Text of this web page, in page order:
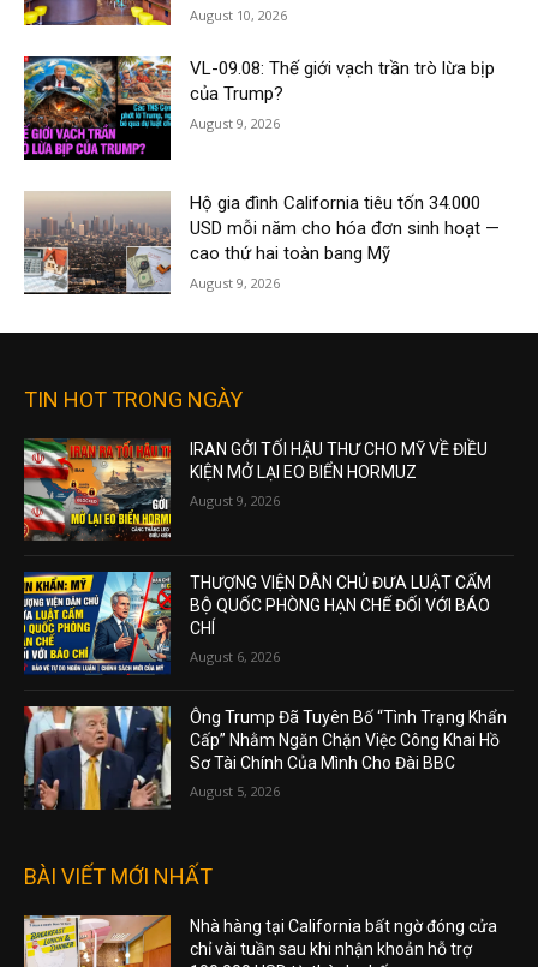
August 10, 2026
VL-09.08: Thế giới vạch trần trò lừa bịp
của Trump?
August 9, 2026
Hộ gia đình California tiêu tốn 34.000
USD mỗi năm cho hóa đơn sinh hoạt —
cao thứ hai toàn bang Mỹ
August 9, 2026
TIN HOT TRONG NGÀY
IRAN GỞI TỐI HẬU THƯ CHO MỸ VỀ ĐIỀU
KIỆN MỞ LẠI EO BIỂN HORMUZ
August 9, 2026
THƯỢNG VIỆN DÂN CHỦ ĐƯA LUẬT CẤM
BỘ QUỐC PHÒNG HẠN CHẾ ĐỐI VỚI BÁO
CHÍ
August 6, 2026
Ông Trump Đã Tuyên Bố “Tình Trạng Khẩn
Cấp” Nhằm Ngăn Chặn Việc Công Khai Hồ
Sơ Tài Chính Của Mình Cho Đài BBC
August 5, 2026
BÀI VIẾT MỚI NHẤT
Nhà hàng tại California bất ngờ đóng cửa
chỉ vài tuần sau khi nhận khoản hỗ trợ